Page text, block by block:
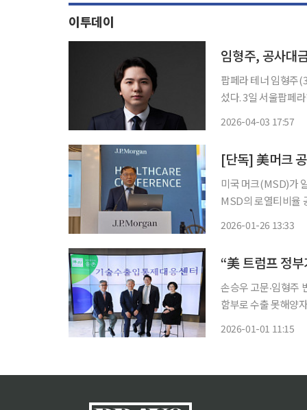
이투데이
임형주, 공사대
팝페라 테너 임형주
섰다. 3일 서울팝페라하우스 건축공사 하도급업체 일동은 “임형주가 사내이사로 있는 (주)엠
2026-04-03 17:57
[단독] 美머크
미국 머크(MSD)가
MSD의 로열티비율
2026-01-26 13:33
“美 트럼프 정
손승우 고문‧임형주
함부로 수출 못해양
2026-01-01 11:15